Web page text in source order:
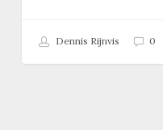
Dennis Rijnvis 0